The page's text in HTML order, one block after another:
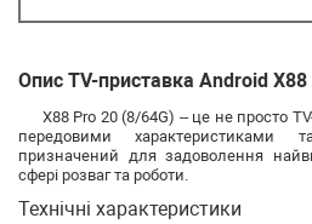
Опис TV-приставка Android
X88 Pro 20 (8/64G) – це не просто
передовими характеристиками та
призначений для задоволення
сфері розваг та роботи.
Технічні характеристики